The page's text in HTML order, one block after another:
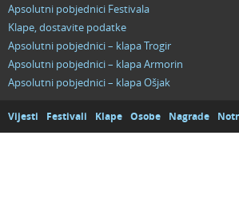
Apsolutni pobjednici Festivala
Klape, dostavite podatke
Apsolutni pobjednici – klapa Trogir
Apsolutni pobjednici – klapa Armorin
Apsolutni pobjednici – klapa Ošjak
Vijesti Festivali Klape Osobe Nagrade